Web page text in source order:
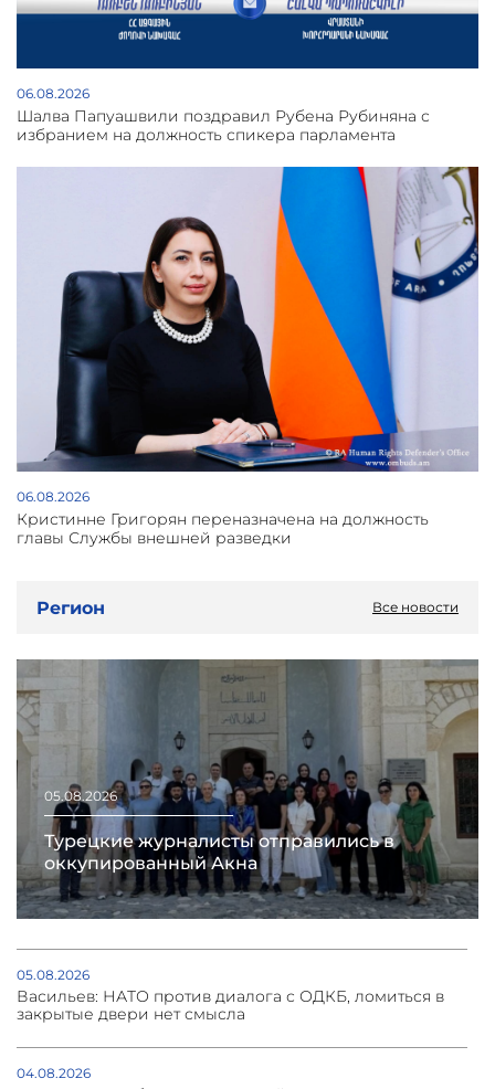
06.08.2026
Шалва Папуашвили поздравил Рубена Рубиняна с
избранием на должность спикера парламента
06.08.2026
Кристинне Григорян переназначена на должность
главы Службы внешней разведки
Регион Все новости
05.08.2026
Турецкие журналисты отправились в
оккупированный Акна
05.08.2026
Васильев: НАТО против диалога с ОДКБ, ломиться в
закрытые двери нет смысла
04.08.2026